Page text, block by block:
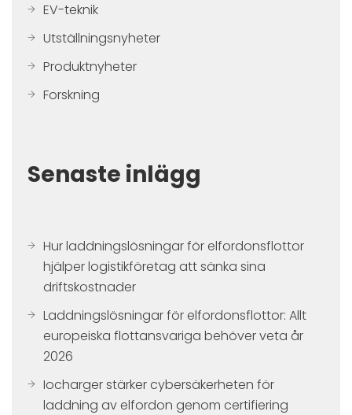
EV-teknik
Utställningsnyheter
Produktnyheter
Forskning
Senaste inlägg
Hur laddningslösningar för elfordonsflottor
hjälper logistikföretag att sänka sina
driftskostnader
Laddningslösningar för elfordonsflottor: Allt
europeiska flottansvariga behöver veta år
2026
Iocharger stärker cybersäkerheten för
laddning av elfordon genom certifiering